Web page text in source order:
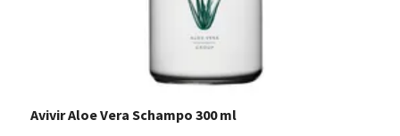
Avivir Aloe Vera Schampo 300 ml